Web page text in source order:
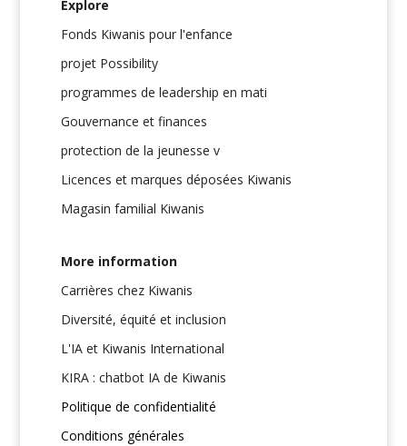
Explore
Fonds Kiwanis pour l'enfance
projet Possibility
programmes de leadership en mati
Gouvernance et finances
protection de la jeunesse v
Licences et marques déposées Kiwanis
Magasin familial Kiwanis
More information
Carrières chez Kiwanis
Diversité, équité et inclusion
L'IA et Kiwanis International
KIRA : chatbot IA de Kiwanis
Politique de confidentialité
Conditions générales